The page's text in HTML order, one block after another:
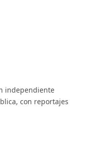
independiente
con reportajes